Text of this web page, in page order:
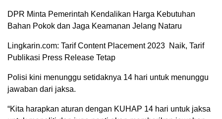
DPR Minta Pemerintah Kendalikan Harga Kebutuhan
Bahan Pokok dan Jaga Keamanan Jelang Nataru
Lingkarin.com: Tarif Content Placement 2023 Naik, Tarif
Publikasi Press Release Tetap
Polisi kini menunggu setidaknya 14 hari untuk menunggu
jawaban dari jaksa.
“Kita harapkan aturan dengan KUHAP 14 hari untuk jaksa